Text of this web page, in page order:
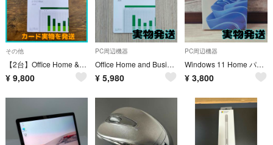
その他
【2台】Office Home & Business 2024 for Mac
¥ 9,800
PC周辺機器
Office Home and Business 2024 1PCオンライン認証
¥ 5,980
PC周辺機器
Windows 11 Home パッケージ版 日本語版
¥ 3,800